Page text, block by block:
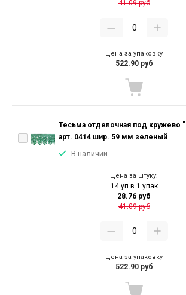
41.09 руб
Цена за упаковку
522.90 руб
Тесьма отделочная под кружево
арт. 0414 шир. 59 мм зеленый
В наличии
Цена за штуку:
14 уп в 1 упак
28.76 руб
41.09 руб
Цена за упаковку
522.90 руб